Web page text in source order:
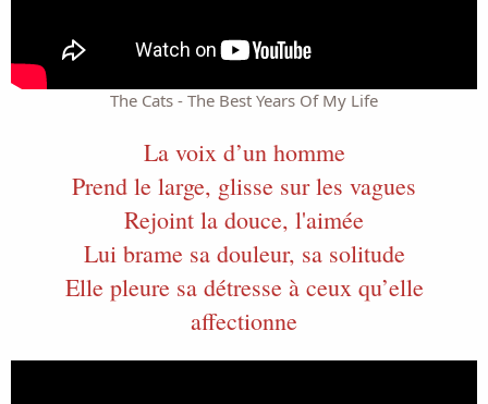
The Cats - The Best Years Of My Life
La voix d’un homme
Prend le large, glisse sur les vagues
Rejoint la douce, l'aimée
Lui brame sa douleur, sa solitude
Elle pleure sa détresse à ceux qu’elle
affectionne